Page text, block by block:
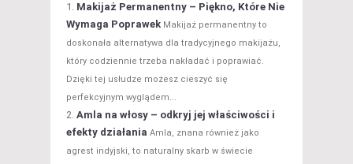
Makijaż Permanentny – Piękno, Które Nie
Wymaga Poprawek Makijaż permanentny to
doskonała alternatywa dla tradycyjnego makijażu,
który codziennie trzeba nakładać i poprawiać.
Dzięki tej usłudze możesz cieszyć się
perfekcyjnym wyglądem...
Amla na włosy – odkryj jej właściwości i
efekty działania Amla, znana również jako
agrest indyjski, to naturalny skarb w świecie